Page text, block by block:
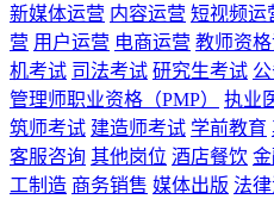
新媒体运营 内容运营 短视频运
营 用户运营 电商运营 教师资
机考试 司法考试 研究生考试
管理师职业资格（PMP）
执业
筑师考试 建造师考试 学前教育
客服咨询 其他岗位 酒店餐饮
工制造 商务销售 媒体出版 法